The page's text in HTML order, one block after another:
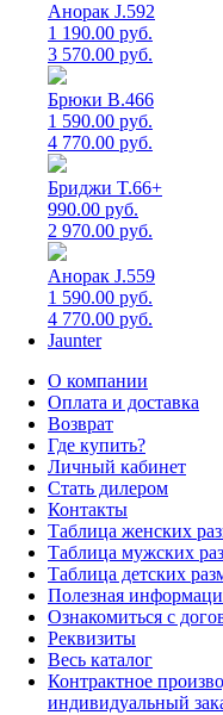
Анорак J.592
1 190.00 руб.
3 570.00 руб.
Брюки B.466
1 590.00 руб.
4 770.00 руб.
Бриджи T.66+
990.00 руб.
2 970.00 руб.
Анорак J.559
1 590.00 руб.
4 770.00 руб.
Jaunter
О компании
Оплата и доставка
Возврат
Где купить?
Личный кабинет
Стать дилером
Контакты
Таблица женских
Таблица мужских
Таблица детских
Полезная
Ознакомиться с
Реквизиты
Весь каталог
Контрактное
индивидуальный